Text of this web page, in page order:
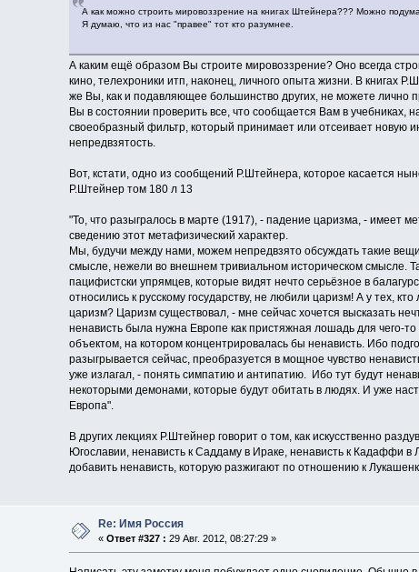
А как можно строить мировоззрение на книгах Штейнера??? Можно
Я думаю, что из нас "правее" тот кто разумнее.
А каким ещё образом Вы строите мировоззрение? Оно всегда
кино, телехроники итп, наконец, личного опыта жизни. В книгах
же Вы, как и подавляющее большинство других, не можете лично
Вы в состоянии проверить все, что сообщается Вам в
своеобразный фильтр, который принимает или отсеивает новую
непредвзятость.
Вот, кстати, одно из сообщений Р.Штейнера, которое касается
Р.Штейнер том 180 л 13
"То, что разыгралось в марте (1917), - падение царизма, - имеет
сведению этот метафизический характер.
Мы, будучи между нами, можем непредвзято обсуждать такие
смысле, нежели во внешнем тривиальном историческом смысле.
пацифистски упрямцев, которые видят нечто серьёзное в
относились к русскому государству, не любили царизм! А у тех,
царизм? Царизм существовал, - мне сейчас хочется высказать
ненависть была нужна Европе как пристяжная лошадь для чего-
объектом, на котором концентрировалась бы ненависть. Ибо
разыгрывается сейчас, преобразуется в мощное чувство
уже излагал, - понять симпатию и антипатию. Ибо тут будут
некоторыми демонами, которые будут обитать в людях. И уже
Европа".
В других лекциях Р.Штейнер говорит о том, как искусственно
Югославии, ненависть к Саддаму в Ираке, ненависть к Кадаффи
добавить ненависть, которую разжигают по отношению к
Re: Имя Россия
«Ответ #327 : 29 Авг. 2012, 08:27:29 »